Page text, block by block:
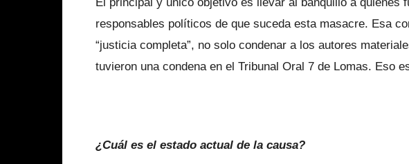
responsables políticos de que suceda esta masacre. Esa
“justicia completa”, no solo condenar a los autores
tuvieron una condena en el Tribunal Oral 7 de Lomas. Eso
¿Cuál es el estado actual de la causa?